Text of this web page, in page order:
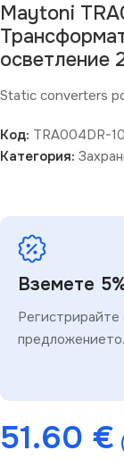
Maytoni
осветление
Static converters
Код: TRA004DR-
Категория:
Вземете
Регистрирайте
предложението.
51.60 €